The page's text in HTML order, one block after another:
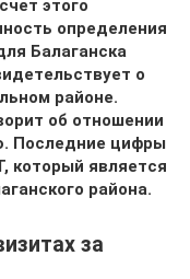
этого
определения
Балаганска
о
районе.
об отношении
Последние цифры
который является
района.
за